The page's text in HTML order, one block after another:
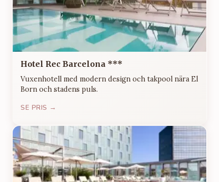
Hotel Rec Barcelona ***
Vuxenhotell med modern design och takpool nära El
Born och stadens puls.
SE PRIS →